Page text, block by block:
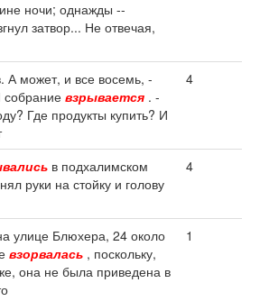
ночи; однажды --
затвор... Не отвечая,
А может, и все восемь, -
взрывается . -
Где продукты купить? И
4
в подхалимском
руки на стойку и голову
4
улице Блюхера, 24 около
взорвалась , поскольку,
она не была приведена в
1